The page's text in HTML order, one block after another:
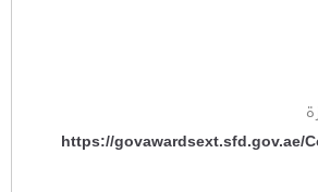
https://govawardsext.sfd.gov.ae/